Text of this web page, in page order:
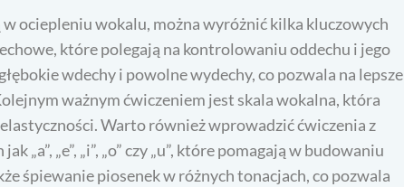
ociepleniu wokalu, można wyróżnić kilka kluczowych
które polegają na kontrolowaniu oddechu i jego
wdechy i powolne wydechy, co pozwala na lepsze
ważnym ćwiczeniem jest skala wokalna, która
Warto również wprowadzić ćwiczenia z
„a”, „e”, „i”, „o” czy „u”, które pomagają w budowaniu
śpiewanie piosenek w różnych tonacjach, co pozwala